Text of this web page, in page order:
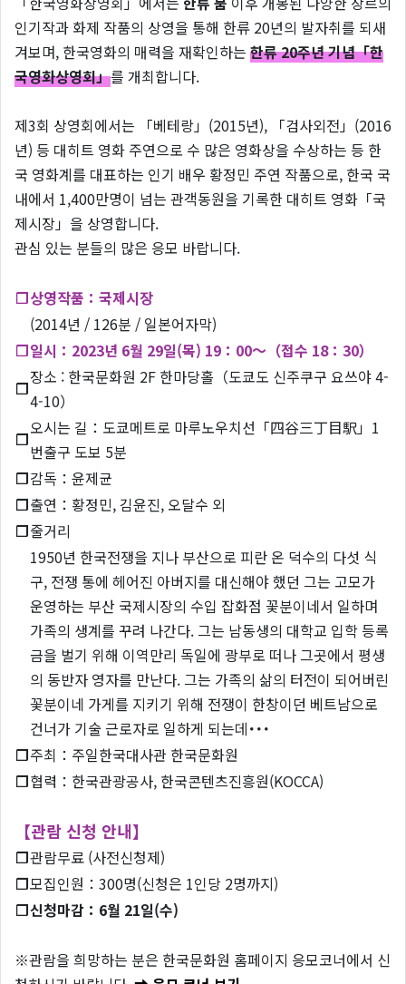
인기작과 화제 작품의 상영을 통해 한류 20년의 발자취를 되새
겨보며, 한국영화의 매력을 재확인하는 한류 20주년 기념「한
국영화상영회」를 개최합니다.
제3회 상영회에서는 「베테랑」(2015년), 「검사외전」(2016
년) 등 대히트 영화 주연으로 수 많은 영화상을 수상하는 등 한
국 영화계를 대표하는 인기 배우 황정민 주연 작품으로, 한국 국
내에서 1,400만명이 넘는 관객동원을 기록한 대히트 영화「국
제시장」을 상영합니다.
관심 있는 분들의 많은 응모 바랍니다.
❐상영작품：국제시장
(2014년 / 126분 / 일본어자막)
❐일시：2023년 6월 29일(목) 19：00～（접수 18：30）
❐
장소 : 한국문화원 2F 한마당홀（도쿄도 신주쿠구 요쓰야 4-
4-10）
❐
오시는 길：도쿄메트로 마루노우치선「四谷三丁目駅」1
번출구 도보 5분
❐감독：윤제균
❐출연：황정민, 김윤진, 오달수 외
❐줄거리
1950년 한국전쟁을 지나 부산으로 피란 온 덕수의 다섯 식
구, 전쟁 통에 헤어진 아버지를 대신해야 했던 그는 고모가
운영하는 부산 국제시장의 수입 잡화점 꽃분이네서 일하며
가족의 생계를 꾸려 나간다. 그는 남동생의 대학교 입학 등록
금을 벌기 위해 이역만리 독일에 광부로 떠나 그곳에서 평생
의 동반자 영자를 만난다. 그는 가족의 삶의 터전이 되어버린
꽃분이네 가게를 지키기 위해 전쟁이 한창이던 베트남으로
건너가 기술 근로자로 일하게 되는데･･･
❐주최：주일한국대사관 한국문화원
❐협력：한국관광공사, 한국콘텐츠진흥원(KOCCA)
【관람 신청 안내】
❐관람무료 (사전신청제)
❐모집인원：300명(신청은 1인당 2명까지)
❐신청마감：6월 21일(수)
※관람을 희망하는 분은 한국문화원 홈페이지 응모코너에서 신